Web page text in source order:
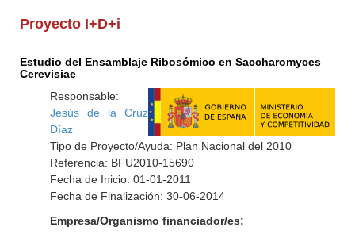
Proyecto I+D+i
Estudio del Ensamblaje Ribosómico en Saccharomyces
Cerevisiae
Responsable:
Jesús de la Cruz
Díaz
Tipo de Proyecto/Ayuda: Plan Nacional del 2010
Referencia: BFU2010-15690
Fecha de Inicio: 01-01-2011
Fecha de Finalización: 30-06-2014
Empresa/Organismo financiador/es: